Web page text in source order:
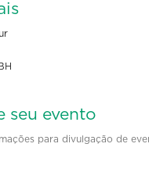
seu evento
para divulgação de